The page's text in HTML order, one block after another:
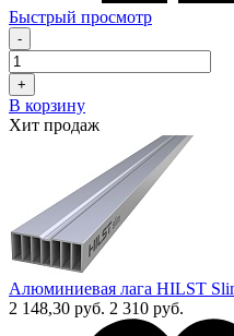
Быстрый просмотр
-
+
В корзину
Хит продаж
Алюминиевая лага HILST
2 148,30 руб. 2 310 руб.